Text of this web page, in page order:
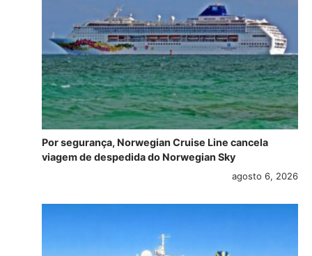
Por segurança, Norwegian Cruise Line cancela
viagem de despedida do Norwegian Sky
agosto 6, 2026